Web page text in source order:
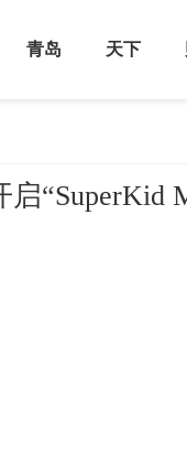
青岛 天下
“SuperKid